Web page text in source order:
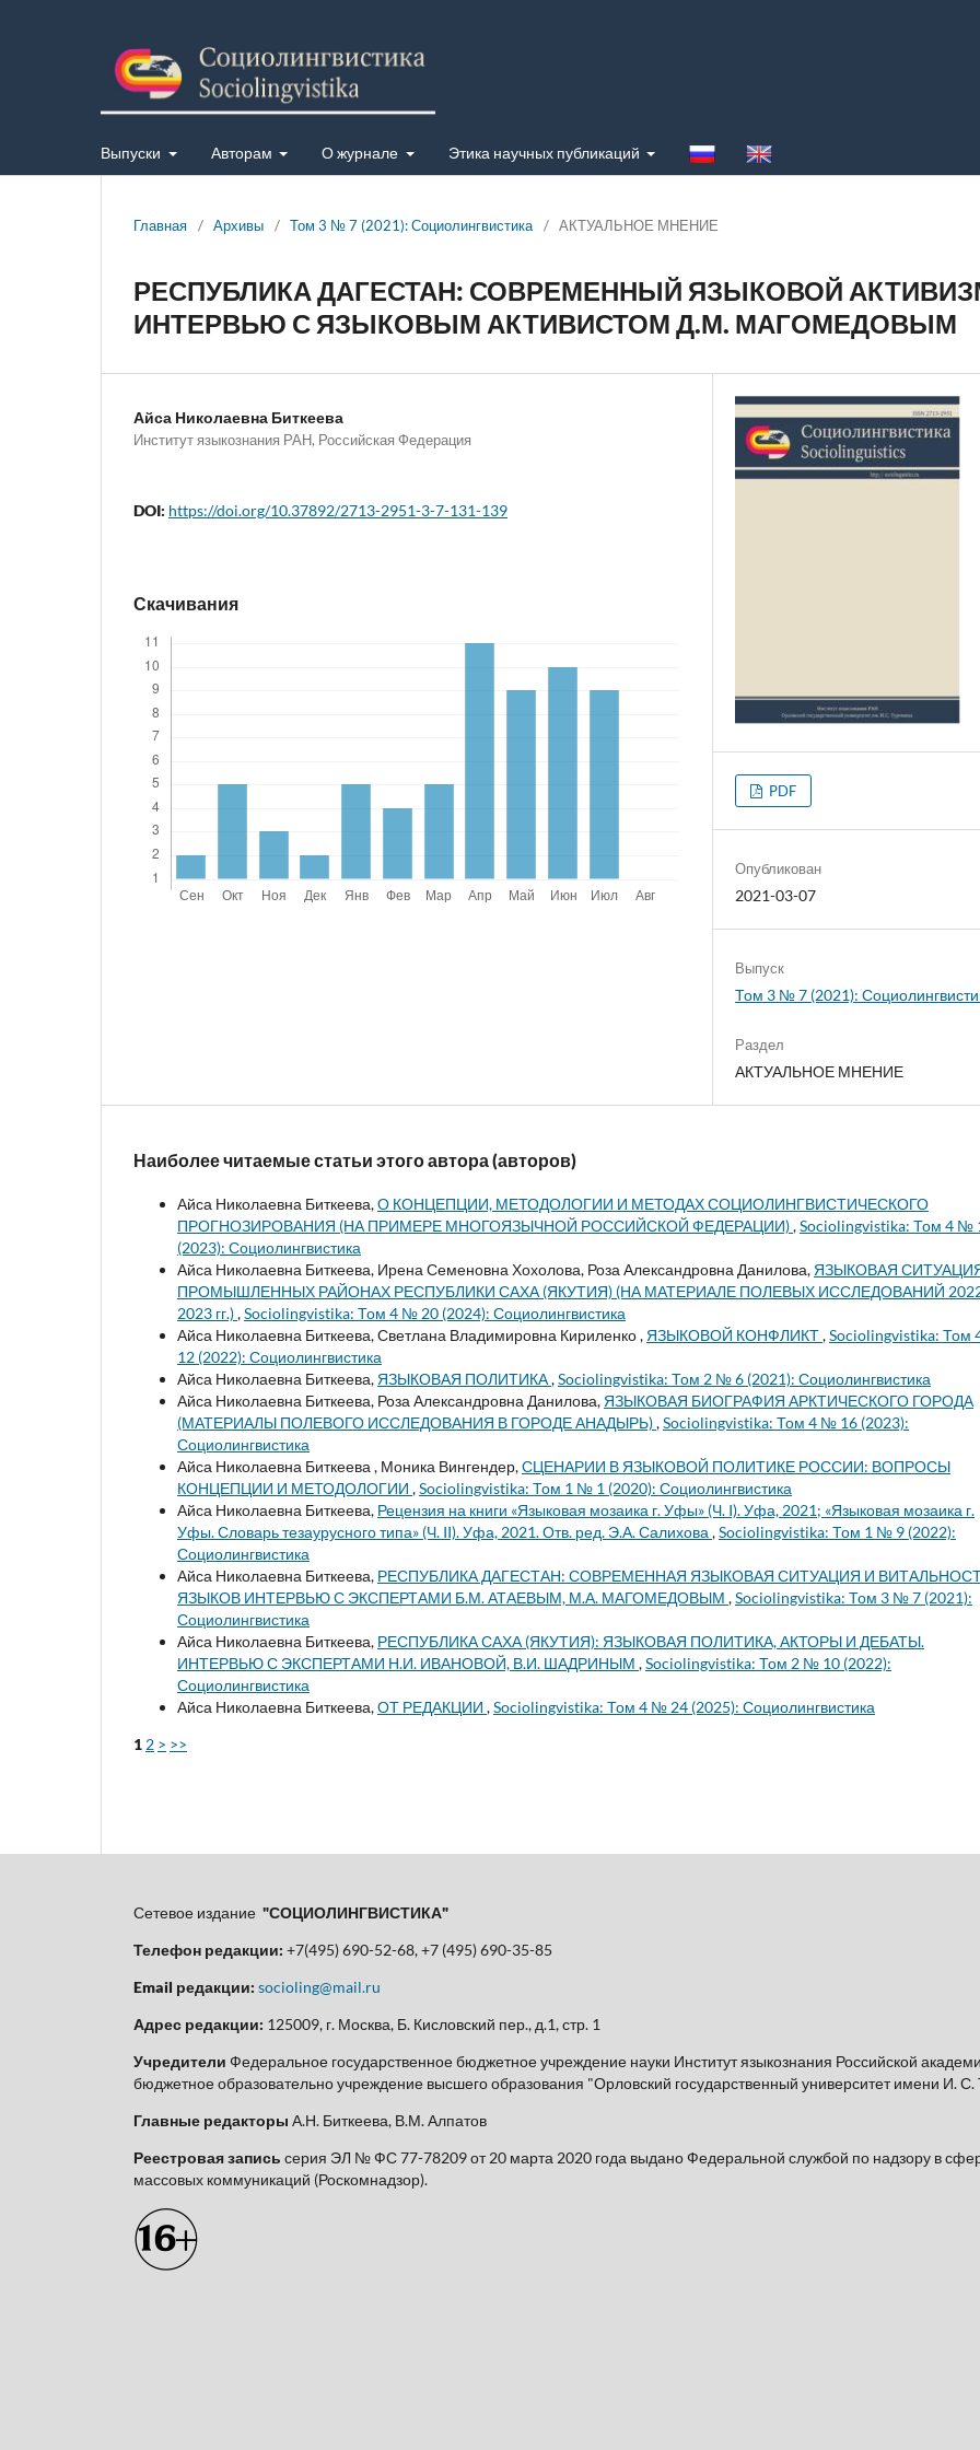
Выпуски Авторам О журнале Этика научных публикаций
Главная / Архивы / Том 3 № 7 (2021): Социолингвистика / АКТУАЛЬНОЕ МНЕНИЕ
РЕСПУБЛИКА ДАГЕСТАН: СОВРЕМЕННЫЙ ЯЗЫКОВОЙ
ИНТЕРВЬЮ С ЯЗЫКОВЫМ АКТИВИСТОМ Д.М. МАГОМЕДОВЫМ
Айса Николаевна Биткеева
Институт языкознания РАН, Российская Федерация
DOI: https://doi.org/10.37892/2713-2951-3-7-131-139
Скачивания
PDF
Опубликован
2021-03-07
Выпуск
Том 3 № 7 (2021):
Раздел
АКТУАЛЬНОЕ МНЕНИЕ
Наиболее читаемые статьи этого автора (авторов)
Айса Николаевна Биткеева,О КОНЦЕПЦИИ, МЕТОДОЛОГИИ И МЕТОДАХ СОЦИОЛИНГВИСТИЧЕСКОГО
ПРОГНОЗИРОВАНИЯ (НА ПРИМЕРЕ МНОГОЯЗЫЧНОЙ РОССИЙСКОЙ ФЕДЕРАЦИИ),Sociolingvistika: Том 4 №
(2023): Социолингвистика
Айса Николаевна Биткеева, Ирена Семеновна Хохолова, Роза Александровна Данилова, ЯЗЫКОВАЯ
ПРОМЫШЛЕННЫХ РАЙОНАХ РЕСПУБЛИКИ САХА (ЯКУТИЯ) (НА МАТЕРИАЛЕ ПОЛЕВЫХ ИССЛЕДОВАНИЙ
2023 гг.),Sociolingvistika: Том 4 № 20 (2024): Социолингвистика
Айса Николаевна Биткеева, Светлана Владимировна Кириленко , ЯЗЫКОВОЙ КОНФЛИКТ,Sociolingvistika: Том
12 (2022): Социолингвистика
Айса Николаевна Биткеева, ЯЗЫКОВАЯ ПОЛИТИКА,Sociolingvistika: Том 2 № 6 (2021): Социолингвистика
Айса Николаевна Биткеева, Роза Александровна Данилова, ЯЗЫКОВАЯ БИОГРАФИЯ АРКТИЧЕСКОГО ГОРОДА
(МАТЕРИАЛЫ ПОЛЕВОГО ИССЛЕДОВАНИЯ В ГОРОДЕ АНАДЫРЬ),Sociolingvistika: Том 4 № 16 (2023):
Социолингвистика
Айса Николаевна Биткеева , Моника Вингендер,СЦЕНАРИИ В ЯЗЫКОВОЙ ПОЛИТИКЕ РОССИИ: ВОПРОСЫ
КОНЦЕПЦИИ И МЕТОДОЛОГИИ ,Sociolingvistika: Том 1 № 1 (2020): Социолингвистика
Айса Николаевна Биткеева, Рецензия на книги «Языковая мозаика г. Уфы» (Ч. I). Уфа, 2021; «Языковая мозаика г.
Уфы. Словарь тезаурусного типа» (Ч. II). Уфа, 2021. Отв. ред. Э.А. Салихова ,Sociolingvistika: Том 1 № 9 (2022):
Социолингвистика
Айса Николаевна Биткеева, РЕСПУБЛИКА ДАГЕСТАН: СОВРЕМЕННАЯ ЯЗЫКОВАЯ СИТУАЦИЯ И
ЯЗЫКОВ ИНТЕРВЬЮ С ЭКСПЕРТАМИ Б.М. АТАЕВЫМ, М.А. МАГОМЕДОВЫМ ,Sociolingvistika: Том 3 № 7 (2021):
Социолингвистика
Айса Николаевна Биткеева, РЕСПУБЛИКА САХА (ЯКУТИЯ): ЯЗЫКОВАЯ ПОЛИТИКА, АКТОРЫ И ДЕБАТЫ.
ИНТЕРВЬЮ С ЭКСПЕРТАМИ Н.И. ИВАНОВОЙ, В.И. ШАДРИНЫМ ,Sociolingvistika: Том 2 № 10 (2022):
Социолингвистика
Айса Николаевна Биткеева,ОТ РЕДАКЦИИ ,Sociolingvistika: Том 4 № 24 (2025): Социолингвистика
1 2 > >>
Сетевое издание "СОЦИОЛИНГВИСТИКА"
Телефон редакции: +7(495) 690-52-68, +7 (495) 690-35-85
Email редакции: socioling@mail.ru
Адрес редакции: 125009, г. Москва, Б. Кисловский пер., д.1, стр. 1
Учредители Федеральное государственное бюджетное учреждение науки Институт языкознания Российской
бюджетное образовательно учреждение высшего образования "Орловский государственный университет имени И. С.
Главные редакторы А.Н. Биткеева, В.М. Алпатов
Реестровая запись серия ЭЛ № ФС 77-78209 от 20 марта 2020 года выдано Федеральной службой по надзору в
массовых коммуникаций (Роскомнадзор).